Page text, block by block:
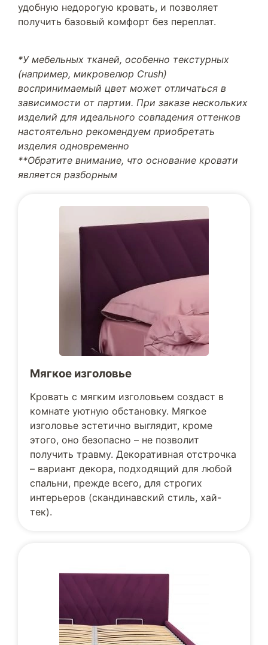
удобную недорогую кровать, и позволяет
получить базовый комфорт без переплат.
*У мебельных тканей, особенно текстурных
(например, микровелюр Crush)
воспринимаемый цвет может отличаться в
зависимости от партии. При заказе нескольких
изделий для идеального совпадения оттенков
настоятельно рекомендуем приобретать
изделия одновременно
**Обратите внимание, что основание кровати
является разборным
Мягкое изголовье
Кровать с мягким изголовьем создаст в
комнате уютную обстановку. Мягкое
изголовье эстетично выглядит, кроме
этого, оно безопасно – не позволит
получить травму. Декоративная отстрочка
– вариант декора, подходящий для любой
спальни, прежде всего, для строгих
интерьеров (скандинавский стиль, хай-
тек).